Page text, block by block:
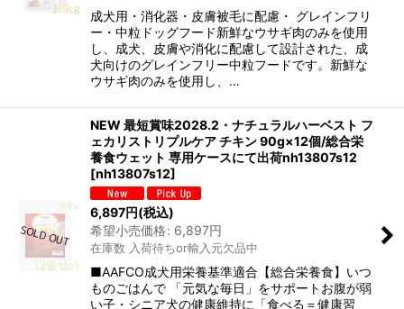
成犬用・消化器・皮膚被毛に配慮・ グレインフリ
ー・中粒ドッグフード新鮮なウサギ肉のみを使用
し、成犬、皮膚や消化に配慮して設計された、成
犬向けのグレインフリー中粒フードです。新鮮な
ウサギ肉のみを使用し、…
NEW 最短賞味2028.2・ナチュラルハーベスト フ
ェカリストリプルケア チキン 90g×12個/総合栄
養食ウェット 専用ケースにて出荷nh13807s12
[nh13807s12]
6,897円(税込)
希望小売価格: 6,897円
在庫数 入荷待ちor輸入元欠品中
■AAFCO成犬用栄養基準適合【総合栄養食】いつ
ものごはんで 「元気な毎日」をサポートお腹が弱
い子・シニア犬の健康維持に「食べる＝健康習